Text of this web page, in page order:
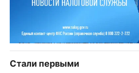
Стали первыми